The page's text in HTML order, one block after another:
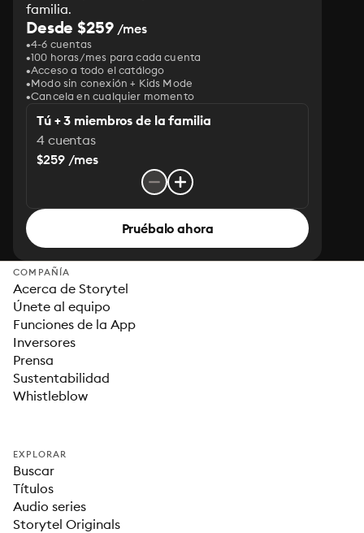
familia.
Desde $259/mes
4-6 cuentas
100 horas/mes para cada cuenta
Acceso a todo el catálogo
Modo sin conexión + Kids Mode
Cancela en cualquier momento
Tú + 3 miembros de la familia
4 cuentas
$259 /mes
Pruébalo ahora
COMPAÑÍA
Acerca de Storytel
Únete al equipo
Funciones de la App
Inversores
Prensa
Sustentabilidad
Whistleblow
EXPLORAR
Buscar
Títulos
Audio series
Storytel Originals